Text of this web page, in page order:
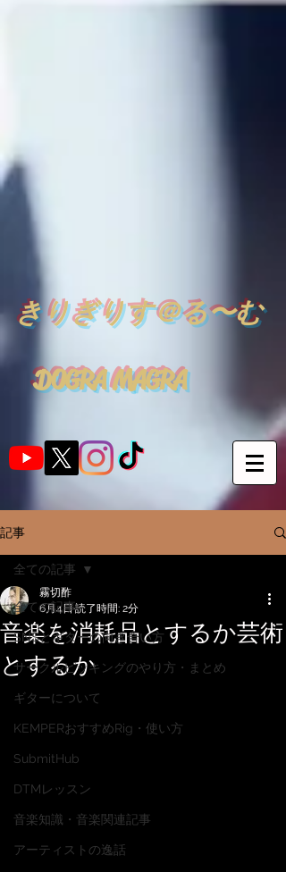
きりぎりす＠る〜む
DOGRA MAGRA
記事
全ての記事
SNSとギターの向き合い方
サークルピッキングのやり方・まとめ
ギターについて
KEMPERおすすめRig・使い方
SubmitHub
DTMレッスン
音楽知識・音楽関連記事
アーティストの逸話
全ての記事
音楽を消耗品とするか芸術
とするか
霧切酢
6月4日読了時間: 2分